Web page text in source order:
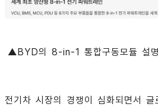
▲BYD의 8-in-1 통합구동모듈 설
전기차 시장의 경쟁이 심화되면서 글